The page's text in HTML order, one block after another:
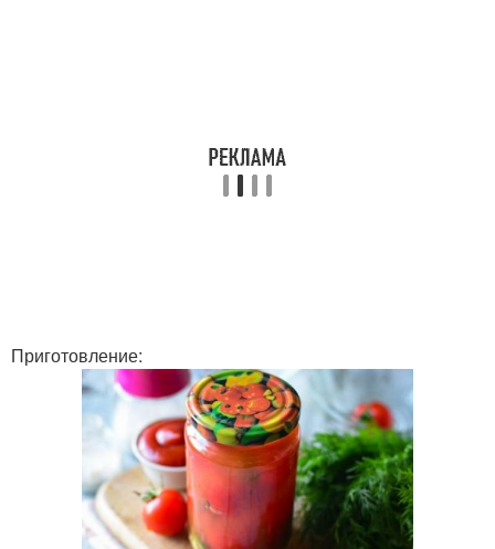
Приготовление: